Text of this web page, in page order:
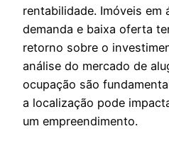
rentabilidade. Imóveis em
demanda e baixa oferta
retorno sobre o
análise do mercado de
ocupação são
a localização pode
um empreendimento.